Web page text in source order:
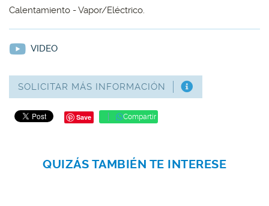
Calentamiento - Vapor/Eléctrico.
VIDEO
Save Compartir
SOLICITAR MÁS INFORMACIÓN
QUIZÁS TAMBIÉN TE INTERESE